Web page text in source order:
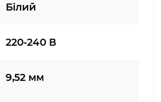
Білий
220-240 В
9,52 мм